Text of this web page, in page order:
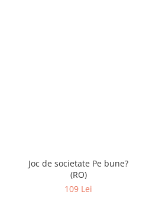
Joc de societate Pe bune?
(RO)
109 Lei